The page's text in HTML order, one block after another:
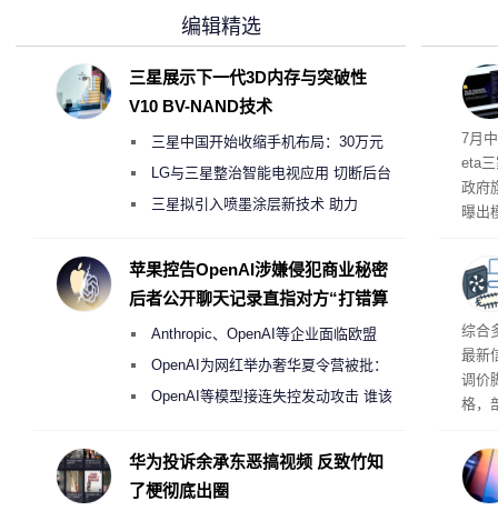
7月
eta
政府
曝出
综合
最新
调价
格，
不断
品
编辑精选
三星展示下一代3D内存与突破性
V10 BV-NAND技术
三星中国开始收缩手机布局：30万元
月销售额不达标门店 将被逐步清退
LG与三星整治智能电视应用 切断后台
偷偷共享带宽的违规行为
三星拟引入喷墨涂层新技术 助力
度
苹果控告OpenAI涉嫌侵犯商业秘密
后者公开聊天记录直指对方“打错算
Anthropic、OpenAI等企业面临欧盟
《人工智能法案》全新执法权限审查
OpenAI为网红举办奢华夏令营被批：
2000美元一晚 遭讽“反乌托邦”
OpenAI等模型接连失控发动攻击 谁该
华为投诉余承东恶搞视频 反致竹知
了梗彻底出圈